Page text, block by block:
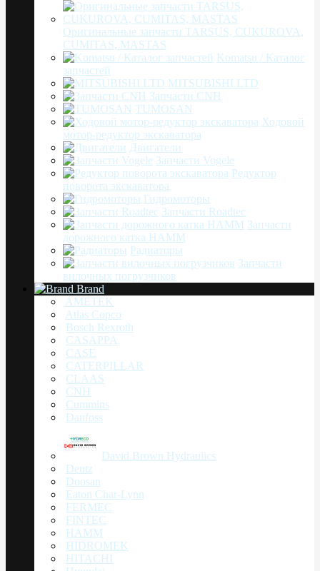
Оригинальные запчасти TARSUS, CUKUROVA,
CUMITAS, MASTAS
Komatsu / Каталог
запчастей
MITSUBISHI LTD
Запчасти CNH
TUMOSAN
Ходовой
мотор-редуктор экскаватора
Двигатели
Запчасти Vogele
Редуктор
поворота экскаватора
Гидромоторы
Запчасти Roadtec
Запчасти
дорожного катка HAMM
Радиаторы
Запчасти
вилочных погрузчиков
Brand
AMETEK
Atlas Copco
Bosch Rexroth
CASAPPA
CASE
CATERPILLAR
CLAAS
CNH
Cummins
Danfoss
David Brown Hydraulics
Deutz
Doosan
Eaton Char-Lynn
FERMEC
FINTEC
HAMM
HIDROMEK
HITACHI